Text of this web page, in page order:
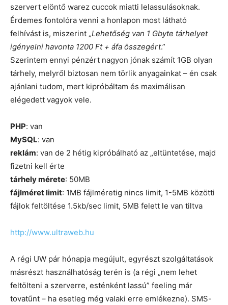
szervert elöntő warez cuccok miatti lelassulásoknak.
Érdemes fontolóra venni a honlapon most látható
felhívást is, miszerint „Lehetőség van 1 Gbyte tárhelyet
igényelni havonta 1200 Ft + áfa összegért.”
Szerintem ennyi pénzért nagyon jónak számít 1GB olyan
tárhely, melyről biztosan nem törlik anyagainkat – én csak
ajánlani tudom, mert kipróbáltam és maximálisan
elégedett vagyok vele.
PHP: van
MySQL: van
reklám: van de 2 hétig kipróbálható az „eltüntetése, majd
fizetni kell érte
tárhely mérete: 50MB
fájlméret limit: 1MB fájlméretig nincs limit, 1-5MB közötti
fájlok feltöltése 1.5kb/sec limit, 5MB felett le van tiltva
http://www.ultraweb.hu
A régi UW pár hónapja megújult, egyrészt szolgáltatások
másrészt használhatóság terén is (a régi „nem lehet
feltölteni a szerverre, esténként lassú” feeling már
tovatűnt – ha esetleg még valaki erre emlékezne). SMS-